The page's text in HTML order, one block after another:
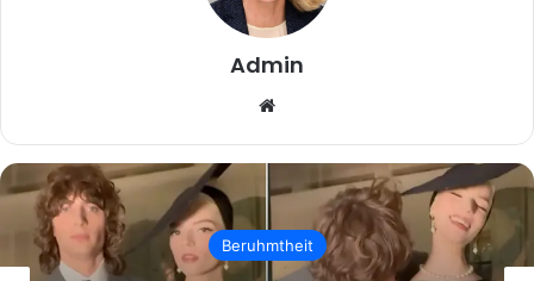
Admin
Beruhmtheit